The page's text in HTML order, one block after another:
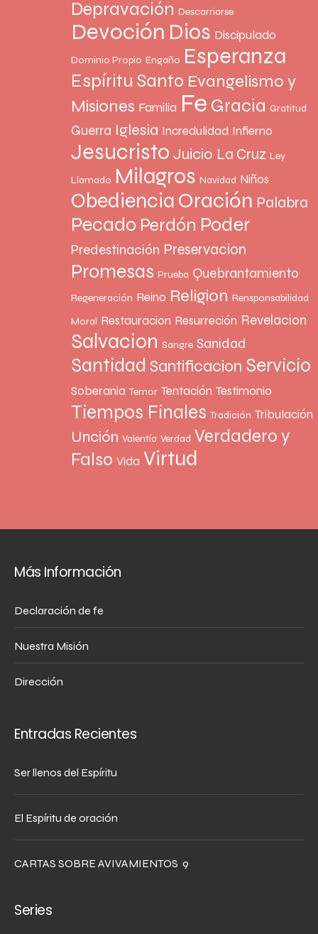
Depravación Descarriarse
Devoción Dios Discipulado
Dominio Propio Engaño Esperanza
Espíritu Santo Evangelismo y
Misiones Familia Fe Gracia Gratitud
Guerra Iglesia Incredulidad Infierno
Jesucristo Juicio La Cruz Ley
Llamado Milagros Navidad Niños
Obediencia Oración Palabra
Pecado Perdón Poder
Predestinación Preservacion
Promesas Prueba Quebrantamiento
Regeneración Reino Religion Rensponsabilidad
Moral Restauracion Resurreción Revelacion
Salvacion Sangre Sanidad
Santidad Santificacion Servicio
Soberania Temor Tentación Testimonio
Tiempos Finales Tradición Tribulación
Unción Valentía Verdad Verdadero y
Falso Vida Virtud
Más Información
Declaración de fe
Nuestra Misión
Dirección
Entradas Recientes
Ser llenos del Espíritu
El Espíritu de oración
CARTAS SOBRE AVIVAMIENTOS 9
Series